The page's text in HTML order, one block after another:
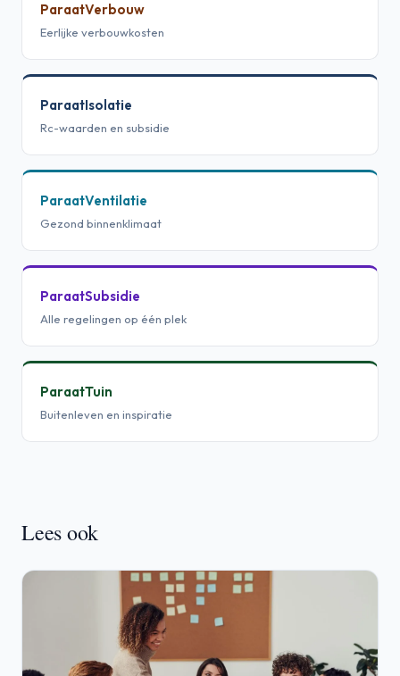
ParaatVerbouw
Eerlijke verbouwkosten
ParaatIsolatie
Rc-waarden en subsidie
ParaatVentilatie
Gezond binnenklimaat
ParaatSubsidie
Alle regelingen op één plek
ParaatTuin
Buitenleven en inspiratie
Lees ook